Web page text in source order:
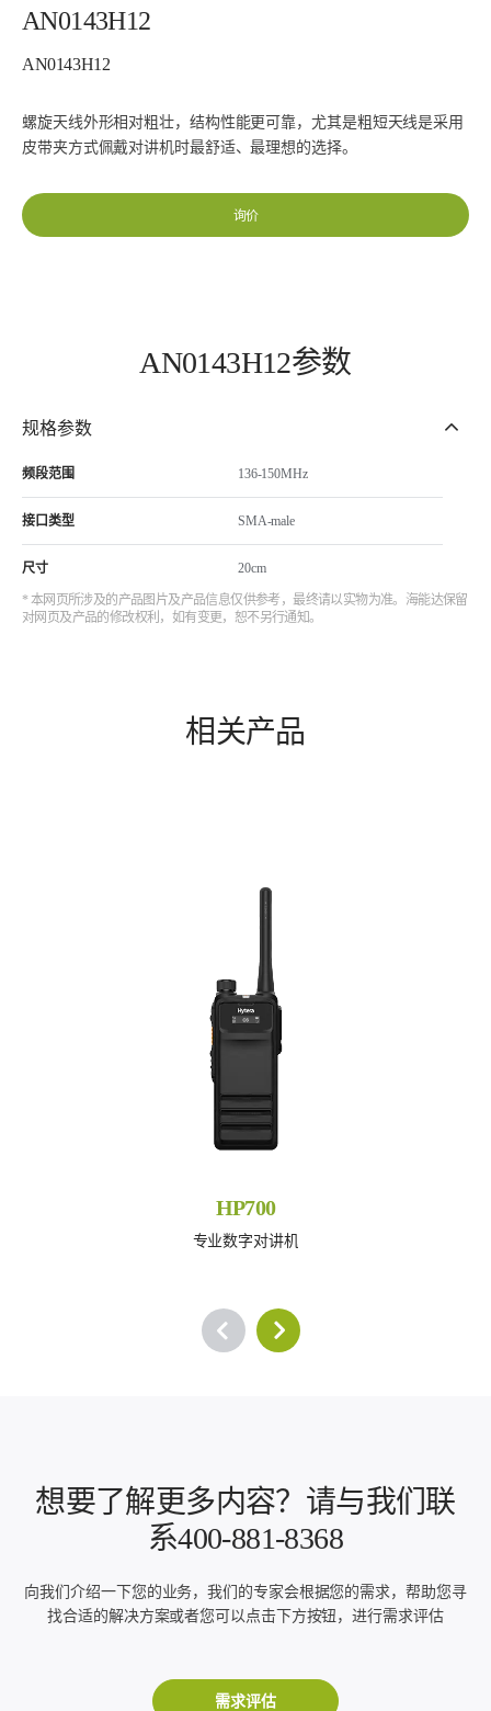
AN0143H12
AN0143H12
螺旋天线外形相对粗壮，结构性能更可靠，尤其是粗短天线是采用
皮带夹方式佩戴对讲机时最舒适、最理想的选择。
询价
AN0143H12参数
规格参数
频段范围 136-150MHz
接口类型 SMA-male
尺寸 20cm
* 本网页所涉及的产品图片及产品信息仅供参考，最终请以实物为准。海能达保留
对网页及产品的修改权利，如有变更，恕不另行通知。
相关产品
HP700
专业数字对讲机
想要了解更多内容？请与我们联
系400-881-8368
向我们介绍一下您的业务，我们的专家会根据您的需求，帮助您寻
找合适的解决方案或者您可以点击下方按钮，进行需求评估
需求评估